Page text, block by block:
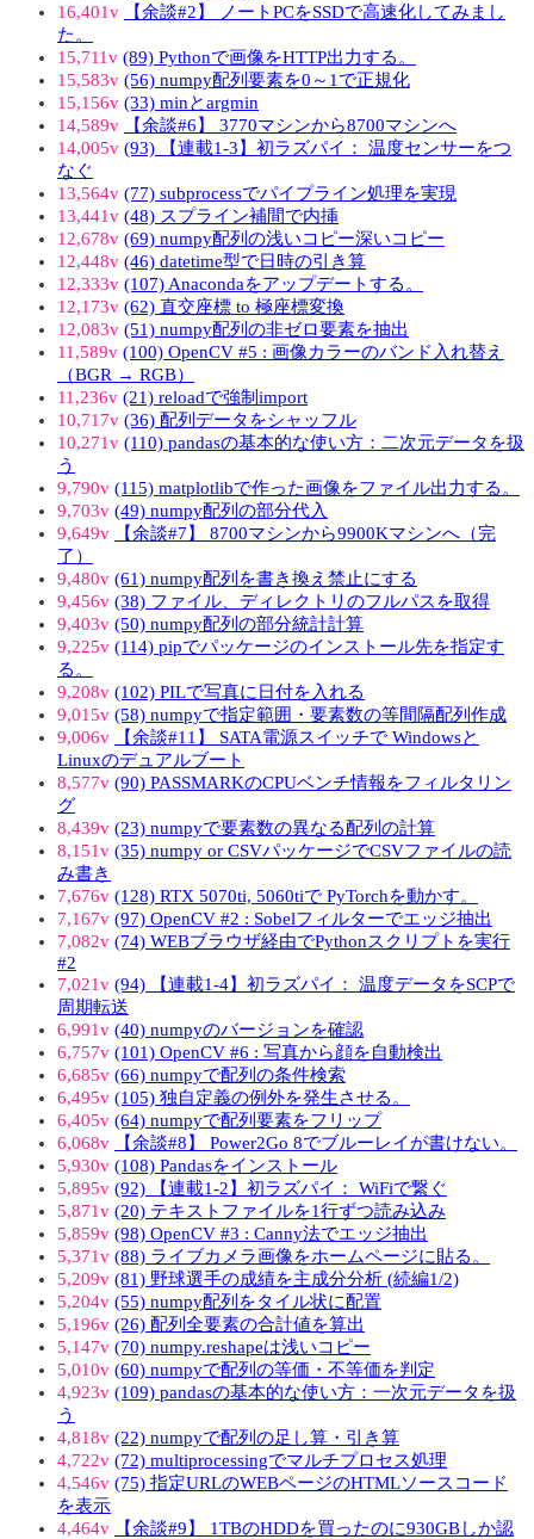
16,401v
【余談#2】 ノートPCをSSDで高速化してみまし
た。
15,711v (89) Pythonで画像をHTTP出力する。
15,583v (56) numpy配列要素を0～1で正規化
15,156v (33) minとargmin
14,589v
【余談#6】 3770マシンから8700マシンへ
14,005v (93) 【連載1-3】初ラズパイ： 温度センサーをつ
なぐ
13,564v (77) subprocessでパイプライン処理を実現
13,441v (48) スプライン補間で内挿
12,678v (69) numpy配列の浅いコピー深いコピー
12,448v (46) datetime型で日時の引き算
12,333v (107) Anacondaをアップデートする。
12,173v (62) 直交座標 to 極座標変換
12,083v (51) numpy配列の非ゼロ要素を抽出
11,589v (100) OpenCV #5 : 画像カラーのバンド入れ替え
（BGR → RGB）
11,236v (21) reloadで強制import
10,717v (36) 配列データをシャッフル
10,271v (110) pandasの基本的な使い方：二次元データを扱
う
9,790v (115) matplotlibで作った画像をファイル出力する。
9,703v (49) numpy配列の部分代入
9,649v
【余談#7】 8700マシンから9900Kマシンへ（完
了）
9,480v (61) numpy配列を書き換え禁止にする
9,456v (38) ファイル、ディレクトリのフルパスを取得
9,403v (50) numpy配列の部分統計計算
9,225v (114) pipでパッケージのインストール先を指定す
る。
9,208v (102) PILで写真に日付を入れる
9,015v (58) numpyで指定範囲・要素数の等間隔配列作成
9,006v
【余談#11】 SATA電源スイッチで Windowsと
Linuxのデュアルブート
8,577v (90) PASSMARKのCPUベンチ情報をフィルタリン
グ
8,439v (23) numpyで要素数の異なる配列の計算
8,151v (35) numpy or CSVパッケージでCSVファイルの読
み書き
7,676v (128) RTX 5070ti, 5060tiで PyTorchを動かす。
7,167v (97) OpenCV #2 : Sobelフィルターでエッジ抽出
7,082v (74) WEBブラウザ経由でPythonスクリプトを実行
#2
7,021v (94) 【連載1-4】初ラズパイ： 温度データをSCPで
周期転送
6,991v (40) numpyのバージョンを確認
6,757v (101) OpenCV #6 : 写真から顔を自動検出
6,685v (66) numpyで配列の条件検索
6,495v (105) 独自定義の例外を発生させる。
6,405v (64) numpyで配列要素をフリップ
6,068v
【余談#8】 Power2Go 8でブルーレイが書けない。
5,930v (108) Pandasをインストール
5,895v (92) 【連載1-2】初ラズパイ： WiFiで繋ぐ
5,871v (20) テキストファイルを1行ずつ読み込み
5,859v (98) OpenCV #3 : Canny法でエッジ抽出
5,371v (88) ライブカメラ画像をホームページに貼る。
5,209v (81) 野球選手の成績を主成分分析 (続編1/2)
5,204v (55) numpy配列をタイル状に配置
5,196v (26) 配列全要素の合計値を算出
5,147v (70) numpy.reshapeは浅いコピー
5,010v (60) numpyで配列の等価・不等価を判定
4,923v (109) pandasの基本的な使い方：一次元データを扱
う
4,818v (22) numpyで配列の足し算・引き算
4,722v (72) multiprocessingでマルチプロセス処理
4,546v (75) 指定URLのWEBページのHTMLソースコード
を表示
4,464v
【余談#9】 1TBのHDDを買ったのに930GBしか認